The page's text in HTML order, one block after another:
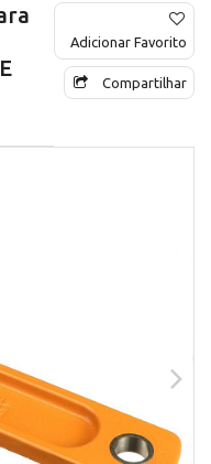
Adicionar Favorito
Compartilhar